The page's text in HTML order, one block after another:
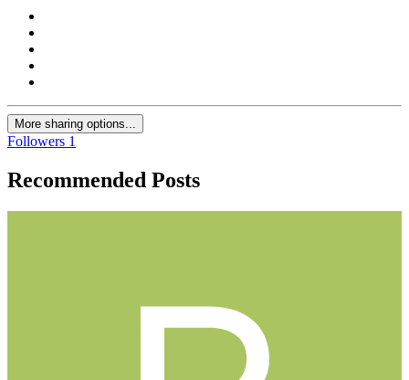
More sharing options...
Followers 1
Recommended Posts